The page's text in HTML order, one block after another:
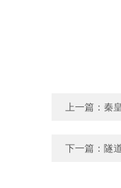
上一篇： 秦
下一篇： 隧